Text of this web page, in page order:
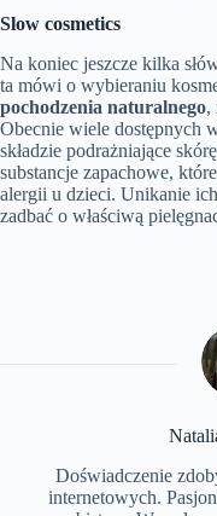
Slow cosmetics
Na koniec jeszcze kilka
ta mówi o wybieraniu
pochodzenia naturalnego,
Obecnie wiele dostępnych
składzie podrażniające
substancje zapachowe,
alergii u dzieci. Unikanie
zadbać o właściwą
Doświadczenie
internetowych.